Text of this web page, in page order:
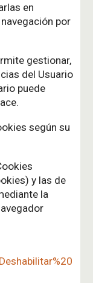
en
por
gestionar,
del Usuario
puede
según su
y las de
la